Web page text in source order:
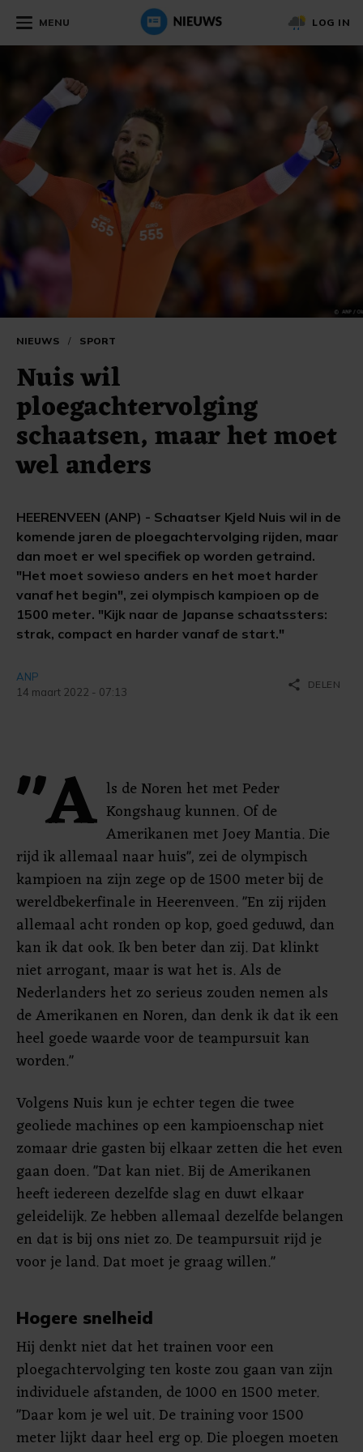
MENU LOG IN
NIEUWS / SPORT
Nuis wil
ploegachtervolging
schaatsen, maar het moet
wel anders
HEERENVEEN (ANP) - Schaatser Kjeld Nuis wil in de
komende jaren de ploegachtervolging rijden, maar
dan moet er wel specifiek op worden getraind.
"Het moet sowieso anders en het moet harder
vanaf het begin", zei olympisch kampioen op de
1500 meter. "Kijk naar de Japanse schaatssters:
strak, compact en harder vanaf de start."
ANP
14 maart 2022 - 07:13
share DELEN
"A ls de Noren het met Peder
Kongshaug kunnen. Of de
Amerikanen met Joey Mantia. Die
rijd ik allemaal naar huis", zei de olympisch
kampioen na zijn zege op de 1500 meter bij de
wereldbekerfinale in Heerenveen. "En zij rijden
allemaal acht ronden op kop, goed geduwd, dan
kan ik dat ook. Ik ben beter dan zij. Dat klinkt
niet arrogant, maar is wat het is. Als de
Nederlanders het zo serieus zouden nemen als
de Amerikanen en Noren, dan denk ik dat ik een
heel goede waarde voor de teampursuit kan
worden."
Volgens Nuis kun je echter tegen die twee
geoliede machines op een kampioenschap niet
zomaar drie gasten bij elkaar zetten die het even
gaan doen. "Dat kan niet. Bij de Amerikanen
heeft iedereen dezelfde slag en duwt elkaar
geleidelijk. Ze hebben allemaal dezelfde belangen
en dat is bij ons niet zo. De teampursuit rijd je
voor je land. Dat moet je graag willen."
Hogere snelheid
Hij denkt niet dat het trainen voor een
ploegachtervolging ten koste zou gaan van zijn
individuele afstanden, de 1000 en 1500 meter.
"Daar kom je wel uit. De training voor 1500
meter lijkt daar heel erg op. Die ploegen moeten